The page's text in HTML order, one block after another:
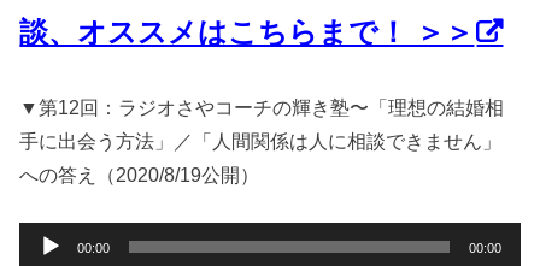
談、オススメはこちらまで！ ＞＞
▼第12回：ラジオさやコーチの輝き塾〜「理想の結婚相
手に出会う方法」／「人間関係は人に相談できません」
への答え（2020/8/19公開）
00:00 00:00